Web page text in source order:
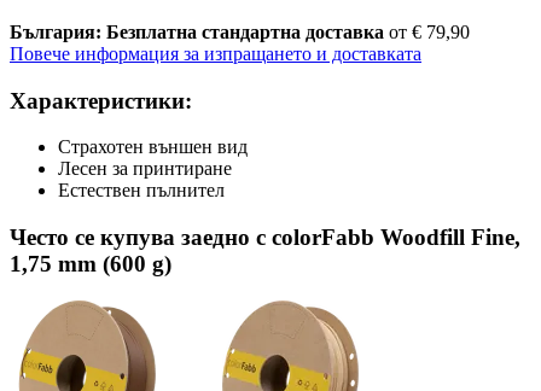
България: Безплатна стандартна доставка от € 79,90
Повече информация за изпращането и доставката
Характеристики:
Страхотен външен вид
Лесен за принтиране
Естествен пълнител
Често се купува заедно с colorFabb Woodfill Fine,
1,75 mm (600 g)